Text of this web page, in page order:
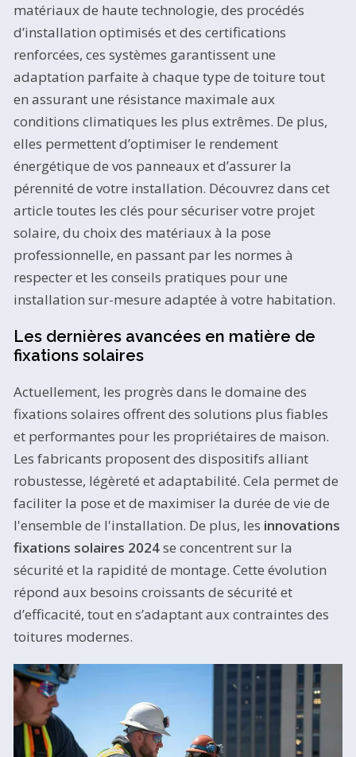
matériaux de haute technologie, des procédés
d’installation optimisés et des certifications
renforcées, ces systèmes garantissent une
adaptation parfaite à chaque type de toiture tout
en assurant une résistance maximale aux
conditions climatiques les plus extrêmes. De plus,
elles permettent d’optimiser le rendement
énergétique de vos panneaux et d’assurer la
pérennité de votre installation. Découvrez dans cet
article toutes les clés pour sécuriser votre projet
solaire, du choix des matériaux à la pose
professionnelle, en passant par les normes à
respecter et les conseils pratiques pour une
installation sur-mesure adaptée à votre habitation.
Les dernières avancées en matière de
fixations solaires
Actuellement, les progrès dans le domaine des
fixations solaires offrent des solutions plus fiables
et performantes pour les propriétaires de maison.
Les fabricants proposent des dispositifs alliant
robustesse, légèreté et adaptabilité. Cela permet de
faciliter la pose et de maximiser la durée de vie de
l'ensemble de l'installation. De plus, les innovations
fixations solaires 2024se concentrent sur la
sécurité et la rapidité de montage. Cette évolution
répond aux besoins croissants de sécurité et
d’efficacité, tout en s’adaptant aux contraintes des
toitures modernes.